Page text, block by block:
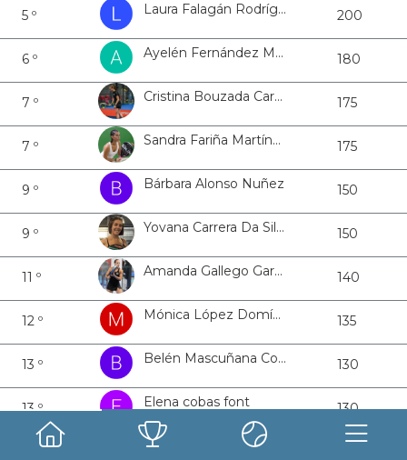
5 º Laura Falagán Rodríguez 200
6 º Ayelén Fernández Malvido 180
7 º Cristina Bouzada Carballa 175
7 º Sandra Fariña Martínez 175
9 º Bárbara Alonso Nuñez 150
9 º Yovana Carrera Da Silva 150
11 º Amanda Gallego García 140
12 º Mónica López Domínguez 135
13 º Belén Mascuñana Cobas 130
13 º Elena cobas font 130
15 º